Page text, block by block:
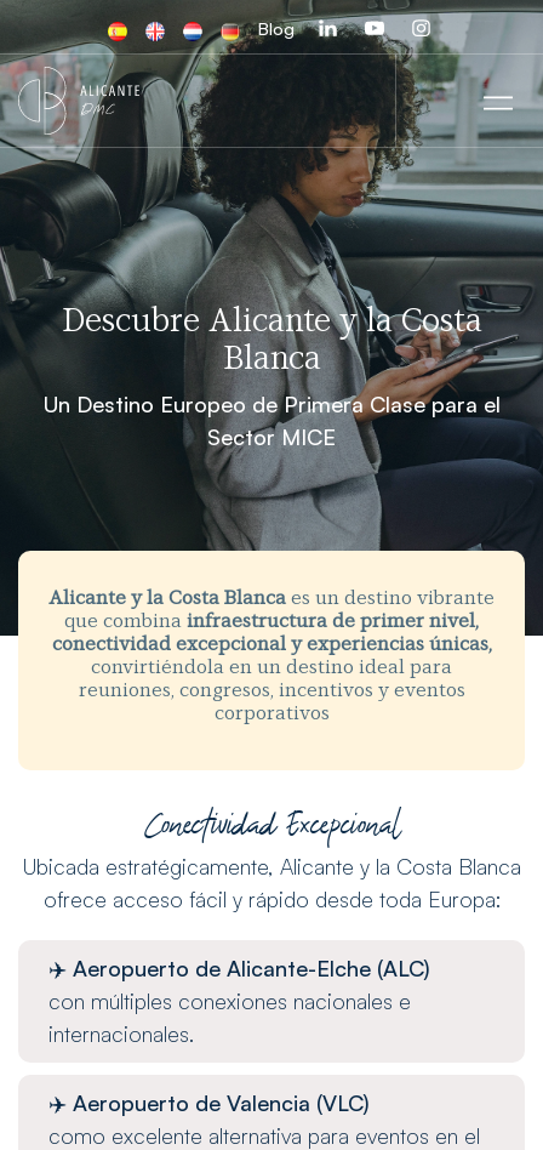
Blog
Descubre Alicante y la Costa
Blanca
Un Destino Europeo de Primera Clase para el
Sector MICE
Alicante y la Costa Blanca es un destino vibrante
que combina infraestructura de primer nivel,
conectividad excepcional y experiencias únicas,
convirtiéndola en un destino ideal para
reuniones, congresos, incentivos y eventos
corporativos
Conectividad Excepcional
Ubicada estratégicamente, Alicante y la Costa Blanca
ofrece acceso fácil y rápido desde toda Europa:
✈️ Aeropuerto de Alicante-Elche (ALC)
con múltiples conexiones nacionales e
internacionales.
✈️ Aeropuerto de Valencia (VLC)
como excelente alternativa para eventos en el